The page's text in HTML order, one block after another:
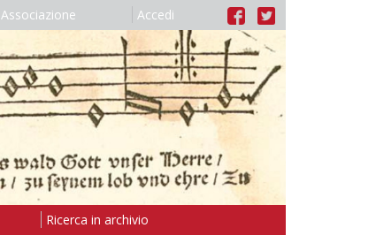
Associazione Accedi
Ricerca in archivio